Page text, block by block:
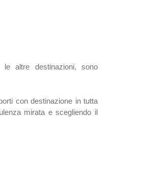
altre destinazioni, sono
con destinazione in tutta
mirata e scegliendo il